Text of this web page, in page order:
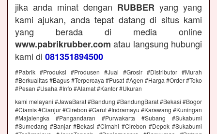
jika anda minat dengan RUBBER yang yang
kami ajukan, anda tepat datang di situs kami
yang berada di media online
www.pabrikrubber.com atau langsung hubungi
kami di 081351894500
#Pabrik #Produksi #Produsen #Jual #Grosir #Distributor #Murah
#Berkualitas #Bagus #Terpercaya #Pusat #Agen #Harga #Order #Toko
#Pesan #Usaha #Info #Alamat #Kantor #Ukuran
kami melayani #JawaBarat #Bandung #BandungBarat #Bekasi #Bogor
#Ciamis #Cianjur #Cirebon #Garut #Indramayu #Karawang #Kuningan
#Majalengka #Pangandaran #Purwakarta #Subang #Sukabumi
#Sumedang #Banjar #Bekasi #Cimahi #Cirebon #Depok #Sukabumi